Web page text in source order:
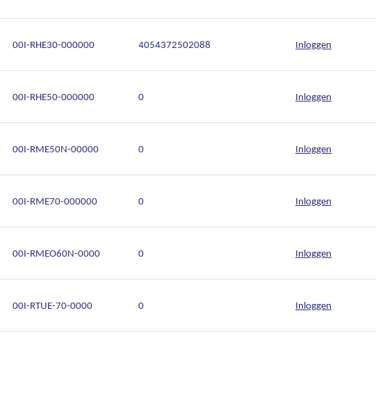
00I-RHE30-000000 4054372502088 Inloggen
00I-RHE50-000000 0 Inloggen
00I-RME50N-00000 0 Inloggen
00I-RME70-000000 0 Inloggen
00I-RMEO60N-0000 0 Inloggen
00I-RTUE-70-0000 0 Inloggen